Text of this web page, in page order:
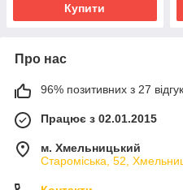
Купити
Про нас
96% позитивних з 27
Працює з 02.01.2015
м. Хмельницький
Староміська, 52,